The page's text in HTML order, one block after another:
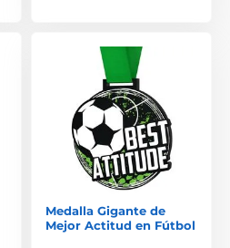
Medalla Gigante de
Mejor Actitud en Fútbol